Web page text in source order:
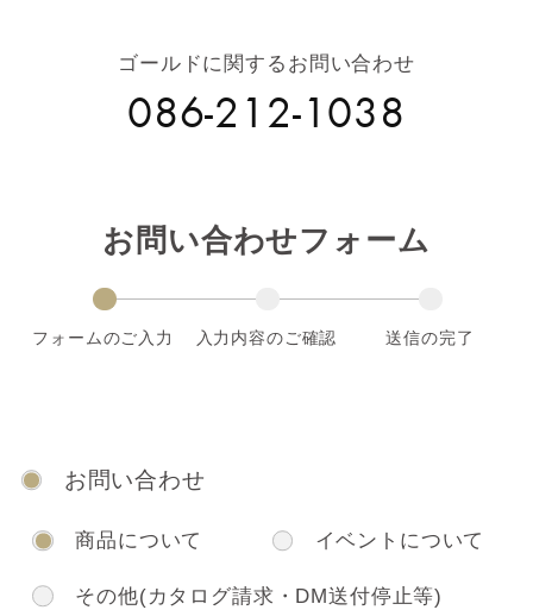
ゴールドに関するお問い合わせ
086-212-1038
お問い合わせフォーム
フォームのご入力 入力内容のご確認 送信の完了
お問い合わせ
商品について イベントについて
その他(カタログ請求・DM送付停止等)